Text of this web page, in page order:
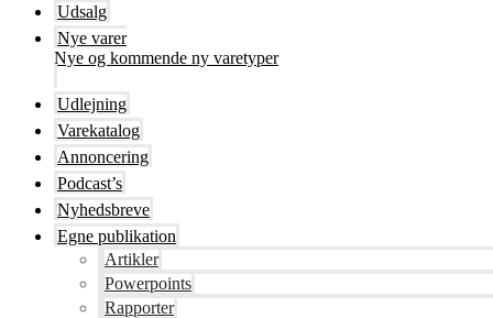
Udsalg
Nye varer
Nye og kommende ny varetyper
Udlejning
Varekatalog
Annoncering
Podcast’s
Nyhedsbreve
Egne publikation
Artikler
Powerpoints
Rapporter